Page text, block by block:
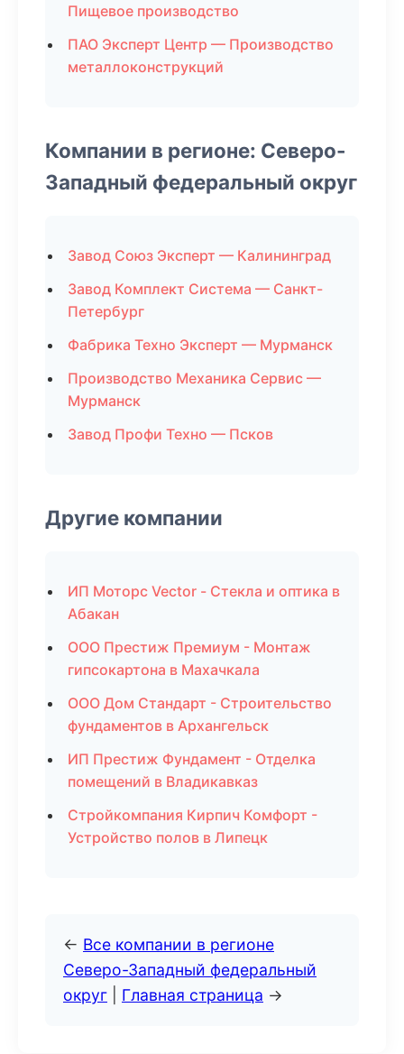
Пищевое производство
ПАО Эксперт Центр — Производство
металлоконструкций
Компании в регионе: Северо-
Западный федеральный округ
Завод Союз Эксперт — Калининград
Завод Комплект Система — Санкт-
Петербург
Фабрика Техно Эксперт — Мурманск
Производство Механика Сервис —
Мурманск
Завод Профи Техно — Псков
Другие компании
ИП Моторс Vector - Стекла и оптика в
Абакан
ООО Престиж Премиум - Монтаж
гипсокартона в Махачкала
ООО Дом Стандарт - Строительство
фундаментов в Архангельск
ИП Престиж Фундамент - Отделка
помещений в Владикавказ
Стройкомпания Кирпич Комфорт -
Устройство полов в Липецк
← Все компании в регионе
Северо-Западный федеральный
округ
Главная страница →